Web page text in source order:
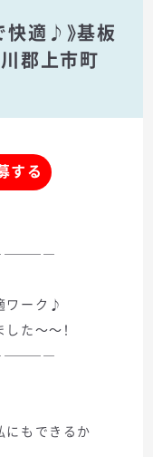
快適♪》基板
郡上市町
する
ワーク♪
た～～！
にもできるか